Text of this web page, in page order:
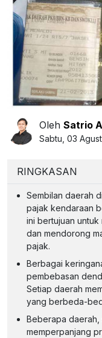
Oleh Satrio
Sabtu, 03
RINGKASAN
Sembilan daerah
pajak kendaraan
ini bertujuan
dan mendorong
pajak.
Berbagai
pembebasan
Setiap daerah
yang berbeda-
Beberapa daerah,
memperpanjang